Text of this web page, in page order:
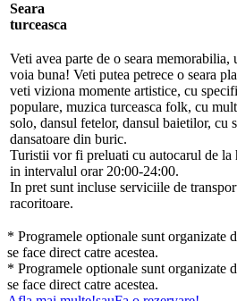
Seara
turceasca
Veti avea parte de o seara
voia buna! Veti putea petrece o seara
veti viziona momente artistice, cu
populare, muzica turceasca folk, cu
solo, dansul fetelor, dansul baietilor, cu
dansatoare din buric.
Turistii vor fi preluati cu autocarul de
in intervalul orar 20:00-24:00.
In pret sunt incluse serviciile de
racoritoare.
* Programele optionale sunt organizate
se face direct catre acestea.
* Programele optionale sunt organizate
se face direct catre acestea.